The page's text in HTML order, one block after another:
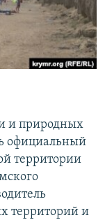
и природных
официальный
территории
территорий и